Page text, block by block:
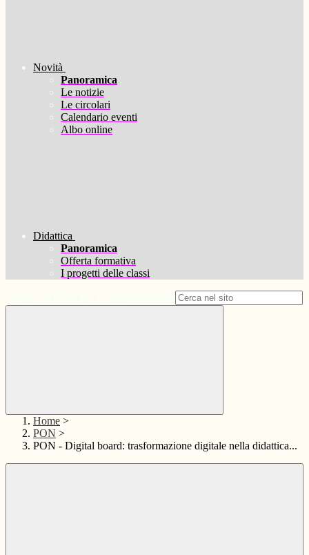
Novità
Panoramica
Le notizie
Le circolari
Calendario eventi
Albo online
Didattica
Panoramica
Offerta formativa
I progetti delle classi
Home >
PON >
PON - Digital board: trasformazione digitale nella didattica...